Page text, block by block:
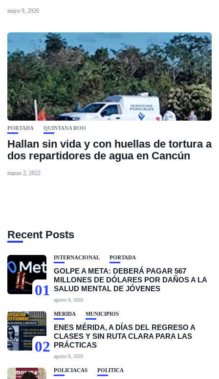
mayo 9, 2026
PORTADA QUINTANA ROO
Hallan sin vida y con huellas de tortura a
dos repartidores de agua en Cancún
marzo 2, 2022
Recent Posts
01
INTERNACIONAL PORTADA
GOLPE A META: DEBERÁ PAGAR 567
MILLONES DE DÓLARES POR DAÑOS A LA
SALUD MENTAL DE JÓVENES
agosto 9, 2026
02
MÉRIDA MUNICIPIOS
ENES MÉRIDA, A DÍAS DEL REGRESO A
CLASES Y SIN RUTA CLARA PARA LAS
PRÁCTICAS
agosto 9, 2026
POLICIACAS POLÍTICA